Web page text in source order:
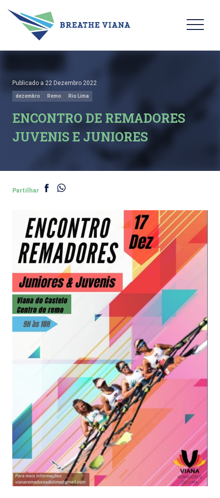
Publicado a 22 Dezembro 2022
dezembro Remo Rio Lima
ENCONTRO DE REMADORES
JUVENIS E JUNIORES
Partilhar